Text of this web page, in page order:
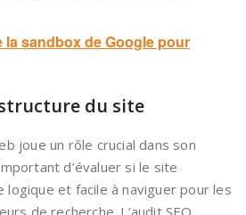
la sandbox de Google pour
du site
joue un rôle crucial dans son
d’évaluer si le site
et facile à naviguer pour les
de recherche. L’audit SEO